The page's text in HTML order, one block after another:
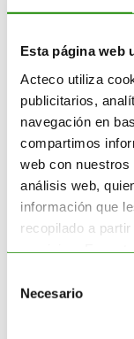
Esta página web
Acteco utiliza
publicitarios,
navegación en
compartimos
web con
análisis web,
información que
recopilado a
Necesario
Sí. La
consejero
externo o
siempre
autoridad